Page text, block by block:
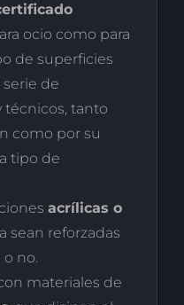
ocio como para
de superficies
de
tanto
como por su
tipo de
acrílicas o
sean reforzadas
no.
materiales de